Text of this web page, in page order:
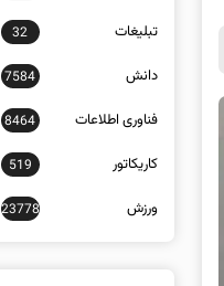
تبلیغات 32
دانش 7584
فناوری اطلاعات 8464
کاریکاتور 519
ورزش 23778